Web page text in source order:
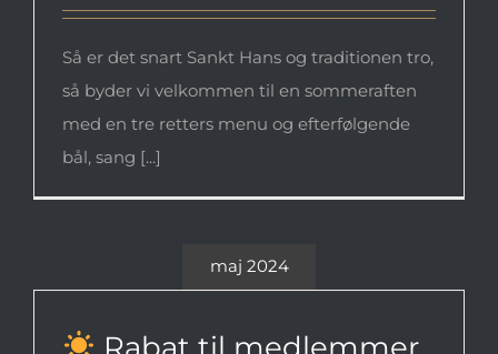
Så er det snart Sankt Hans og traditionen tro,
så byder vi velkommen til en sommeraften
med en tre retters menu og efterfølgende
bål, sang [...]
maj 2024
Rabat til medlemmer af Ældre
Rabat til medlemmer